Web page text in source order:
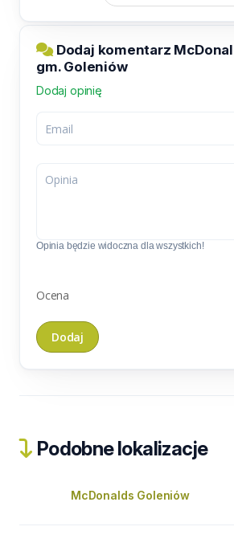
Dodaj komentarz
gm. Goleniów
Dodaj opinię
Opinia będzie widoczna dla wszystkich!
Ocena
Podobne lokalizacje
McDonalds Goleniów